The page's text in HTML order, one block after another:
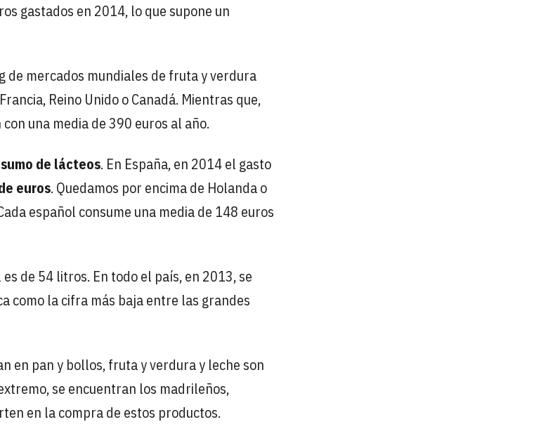
gastados en 2014, lo que supone un
de mercados mundiales de fruta y verdura
Reino Unido o Canadá. Mientras que,
una media de 390 euros al año.
de lácteos. En España, en 2014 el gasto
euros. Quedamos por encima de Holanda o
español consume una media de 148 euros
de 54 litros. En todo el país, en 2013, se
como la cifra más baja entre las grandes
en pan y bollos, fruta y verdura y leche son
se encuentran los madrileños,
en la compra de estos productos.